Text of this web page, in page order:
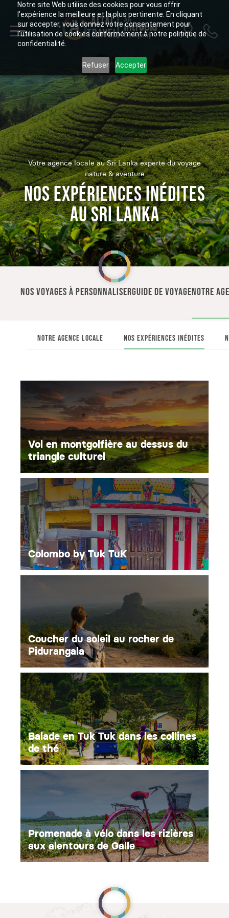
Notre site Web utilise des cookies pour vous offrir
l’expérience la meilleure et la plus pertinente. En cliquant
sur accepter, vous donnez votre consentement pour
l’utilisation de cookies conformément à notre politique de
confidentialité.
Refuser Accepter
ALTAÏ
TRAVEL
An
Intrepid
Company
Votre agence locale au Sri Lanka experte du voyage
nature & aventure
NOS EXPÉRIENCES INÉDITES
AU SRI LANKA
NOS VOYAGES À PERSONNALISERGUIDE DE VOYAGENOTRE
NOTRE AGENCE LOCALE NOS EXPÉRIENCES INÉDITES
Vol en montgolfière au dessus du
triangle culturel
Colombo by Tuk TuK
Coucher du soleil au rocher de
Pidurangala
Balade en Tuk Tuk dans les collines
de thé
Promenade à vélo dans les rizières
aux alentours de Galle